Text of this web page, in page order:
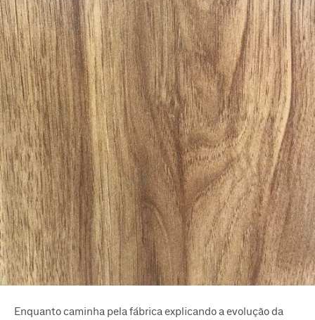
Enquanto caminha pela fábrica explicando a evolução da